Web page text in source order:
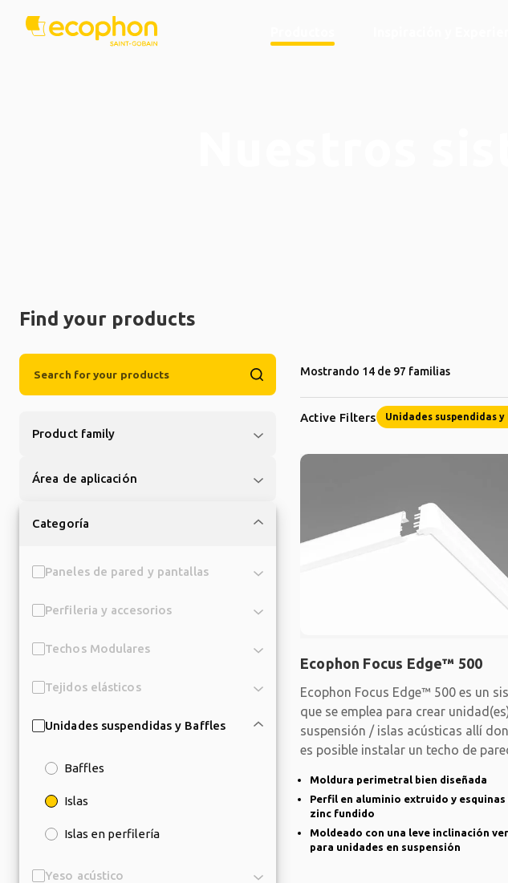
Find your products
Product family
Área de aplicación
Categoría
Paneles de pared y pantallas
Perfileria y accesorios
Techos Modulares
Tejidos elásticos
Unidades suspendidas y Baffles
Baffles
Islas
Islas en perfilería
Yeso acústico
Mostrando 14 de 97 familias
Active Filters Unidades suspendidas y
Ecophon Focus Edge™ 500
Ecophon Focus Edge™ 500 es un
que se emplea para crear
suspensión / islas acústicas allí
es posible instalar un techo de
Moldura perimetral bien diseñada
Perfil en aluminio extruido y esquinas
zinc fundido
Moldeado con una leve inclinación
para unidades en suspensión